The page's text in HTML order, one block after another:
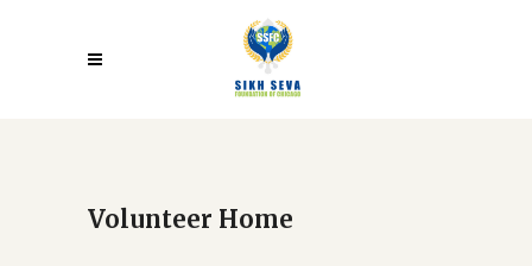
Volunteer Home